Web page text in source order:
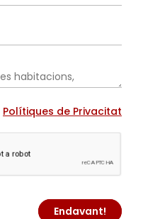
Polítiques de Privacitat
Endavant!